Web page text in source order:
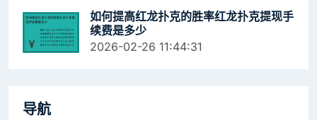
如何提高红龙扑克的胜率红龙扑克提现手
续费是多少
2026-02-26 11:44:31
导航